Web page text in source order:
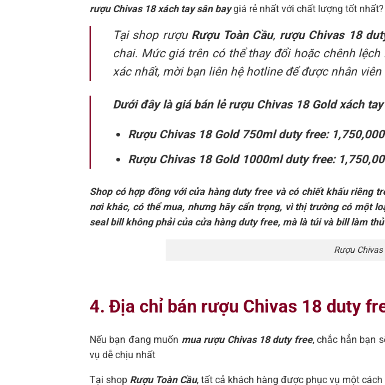
rượu Chivas 18 xách tay sân baygiá rẻ nhất với chất lượng tốt nhất?
Tại shop rượu Rượu Toàn Cầu, rượu Chivas 18
chai. Mức giá trên có thể thay đổi hoặc chênh
xác nhất, mời bạn liên hệ hotline để được nhân
Dưới đây là giá bán lẻ rượu Chivas 18 Gold xách
Rượu Chivas 18 Gold 750ml duty free:
Rượu Chivas 18 Gold 1000ml duty free:
Shop có hợp đồng với cửa hàng duty free và có chiết khấu riêng
nơi khác, có thể mua, nhưng hãy cẩn trọng, vì thị trường có một
seal bill không phải của cửa hàng duty free, mà là túi và bill làm
Rượu
4. Địa chỉ bán rượu Chivas 18 duty
Nếu bạn đang muốn mua rượu Chivas 18 duty free, chắc hẳn bạn
vụ dễ chịu nhất
Tại shop Rượu Toàn Cầu, tất cả khách hàng được phục vụ một